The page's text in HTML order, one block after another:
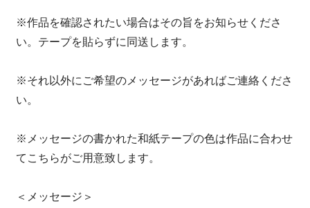
※作品を確認されたい場合はその旨をお知らせくださ
い。テープを貼らずに同送します。
※それ以外にご希望のメッセージがあればご連絡くださ
い。
※メッセージの書かれた和紙テープの色は作品に合わせ
てこちらがご用意致します。
＜メッセージ＞